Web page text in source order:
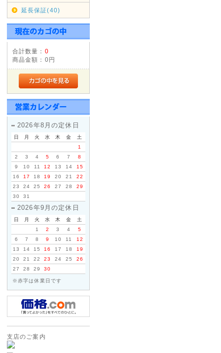
延長保証(40)
合計数量： 0
商品金額： 0円
2026年8月の定休日
日 月 火 水 木 金
土
1
2
3 4 5 6 7
8
9
10 11 12 13 14
15
16
17 18 19 20 21
22
23
24 25 26 27 28
29
30
31
2026年9月の定休日
日 月 火 水 木 金
土
1
2 3 4
5
6
7 8 9 10 11
12
13
14 15 16 17 18
19
20
21 22 23 24 25
26
27
28 29 30
※赤字は休業日です
支店のご案内